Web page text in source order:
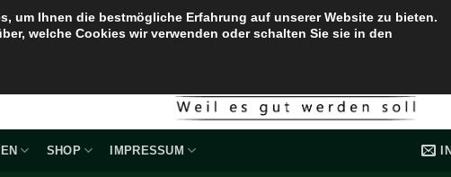
SHOP IMPRESSUM
um Ihnen die bestmögliche Erfahrung auf unserer Website zu bieten.
welche Cookies wir verwenden oder schalten Sie sie in den